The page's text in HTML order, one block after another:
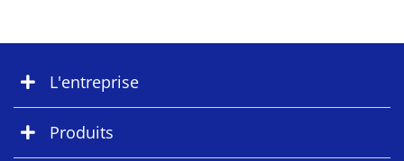
L'entreprise
Produits